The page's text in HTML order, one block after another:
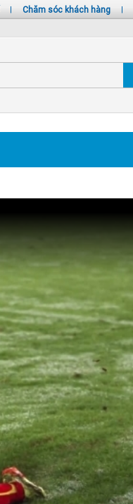
| Chăm sóc khách hàng |